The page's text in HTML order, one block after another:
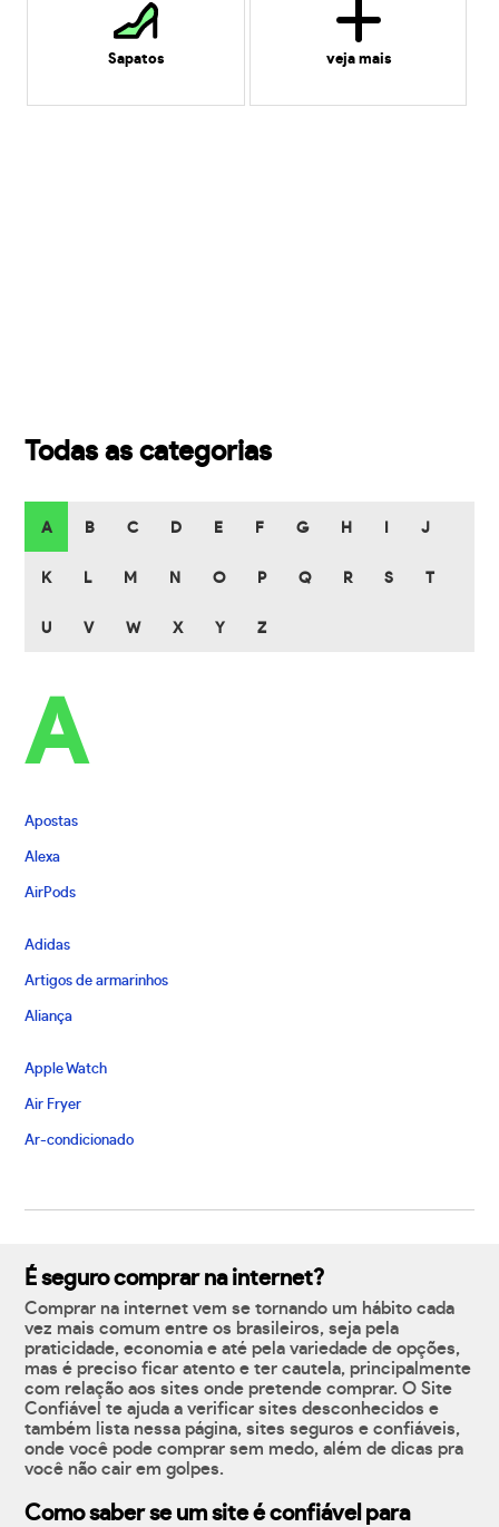
Sapatos veja mais
Todas as categorias
A B C D E F G H J
K L M N O P Q R S T
U V W X Y Z
A
Apostas
Alexa
AirPods
Adidas
Artigos de armarinhos
Aliança
Apple Watch
Air Fryer
Ar-condicionado
É seguro comprar na internet?
Comprar na internet vem se tornando um hábito cada
vez mais comum entre os brasileiros, seja pela
praticidade, economia e até pela variedade de opções,
mas é preciso ficar atento e ter cautela, principalmente
com relação aos sites onde pretende comprar. O Site
Confiável te ajuda a verificar sites desconhecidos e
também lista nessa página, sites seguros e confiáveis,
onde você pode comprar sem medo, além de dicas pra
você não cair em golpes.
Como saber se um site é confiável para